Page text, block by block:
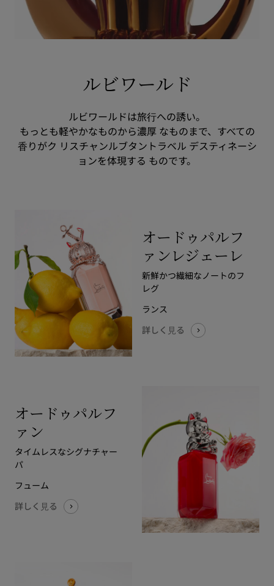
ルビワールド
ルビワールドは旅⾏への誘い。
もっとも軽やかなものから濃厚 なものまで、すべての
⾹りがク リスチャンルブタントラベル デスティネーシ
ョンを体現する ものです。
オードゥパルフ
ァンレジェーレ
新鮮かつ繊細なノートのフ
レグ
ランス
詳しく⾒る
オードゥパルフ
ァン
タイムレスなシグナチャー
パ
フューム
詳しく⾒る